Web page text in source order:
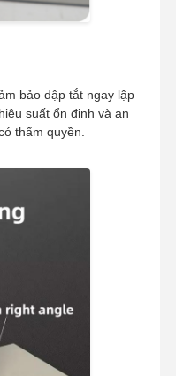
bảo dập tắt ngay lập
suất ổn định và an
thẩm quyền.